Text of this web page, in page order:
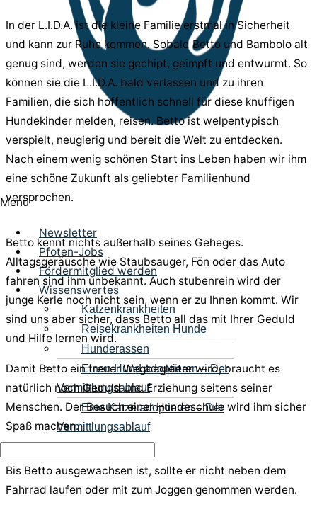
Menü
Newsletter
Pfoten-Jobs
Fördermitglied werden
Wissenswertes
Katzenkrankheiten
Reisekrankheiten Hunde
Hunderassen
Einen Hund adoptieren – Der
Vermittlungsablauf
Eine Katze adoptieren – Der
Vermittlungsablauf
In der L.I.D.A. ist die kleine Familie erstmal in Sicherheit
und kann zur Ruhe kommen. Sobald Betto und Bambolo alt
genug sind, werden sie gechipt, geimpft und entwurmt. So
können sie die L.I.D.A. bald verlassen und zu ihren
Familien, die sich hoffentlich schnell für diese knuffigen
Hundekinder melden, reisen. Betto ist welpentypisch
verspielt, neugierig und bereit die Welt zu entdecken.
Nach einem wenig schönen Start ins Leben haben wir ihm
eine schöne Zukunft als geliebter Familienhund
versprochen.
Betto kennt nichts außerhalb seines Geheges.
Alltagsgeräusche wie Staubsauger, Fön oder das Auto
fahren sind ihm unbekannt. Auch stubenrein wird der
junge Kerle noch nicht sein, wenn er zu Ihnen kommt. Wir
sind uns aber sicher, dass Betto all das mit Ihrer Geduld
und Hilfe lernen wird.
Damit Betto ein treuer Wegbegleiter wird, braucht es
natürlich noch Geduld und Erziehung seitens seiner
Menschen. Der Besuch einer Hundeschule wird ihm sicher
Spaß machen.
Bis Betto ausgewachsen ist, sollte er nicht neben dem
Fahrrad laufen oder mit zum Joggen genommen werden.